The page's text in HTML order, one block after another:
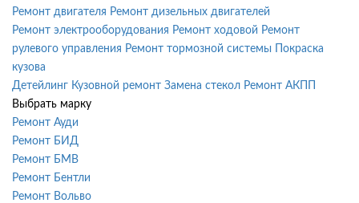
Ремонт двигателя Ремонт дизельных двигателей
Ремонт электрооборудования Ремонт ходовой Ремонт
рулевого управления Ремонт тормозной системы
Покраска
кузова
Детейлинг Кузовной ремонт Замена стекол Ремонт АКПП
Выбрать марку
Ремонт Ауди
Ремонт БИД
Ремонт БМВ
Ремонт Бентли
Ремонт Вольво